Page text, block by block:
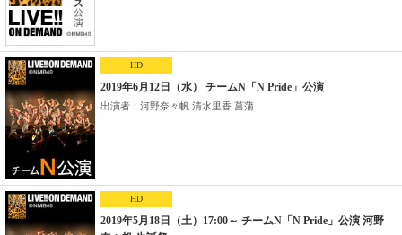
HD
2019年6月12日（水） チームN「N Pride」公演
出演者：河野奈々帆 清水里香 菖蒲...
HD
2019年5月18日（土）17:00～ チームN「N Pride」公演 河野